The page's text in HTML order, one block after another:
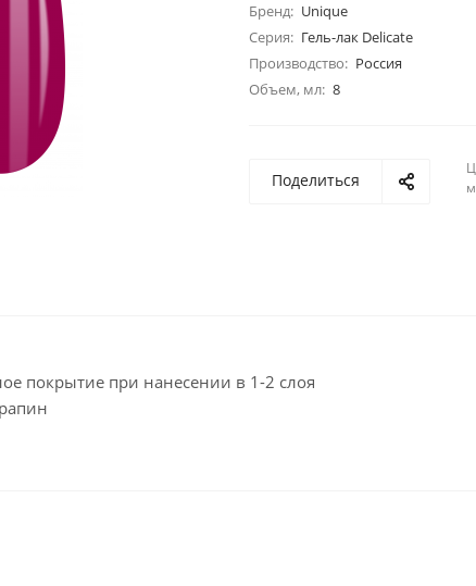
Бренд: Unique
Серия: Гель-лак Delicate
Производство: Россия
Объем, мл: 8
Поделиться
покрытие при нанесении в 1-2 слоя